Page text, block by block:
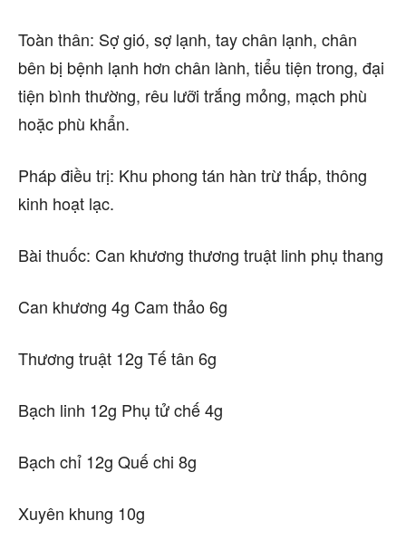
Toàn thân: Sợ gió, sợ lạnh, tay chân lạnh, chân
bên bị bệnh lạnh hơn chân lành, tiểu tiện trong, đại
tiện bình thường, rêu lưỡi trắng mỏng, mạch phù
hoặc phù khẩn.
Pháp điều trị: Khu phong tán hàn trừ thấp, thông
kinh hoạt lạc.
Bài thuốc: Can khương thương truật linh phụ thang
Can khương 4g Cam thảo 6g
Thương truật 12g Tế tân 6g
Bạch linh 12g Phụ tử chế 4g
Bạch chỉ 12g Quế chi 8g
Xuyên khung 10g